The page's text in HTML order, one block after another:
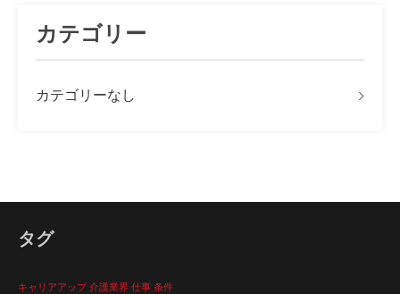
カテゴリー
カテゴリーなし
タグ
キャリアアップ 介護業界 仕事 条件